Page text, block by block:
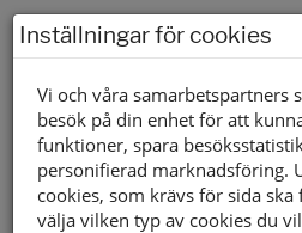
Lagerstatus
Borlänge
Buffert lager
Andra färger
Inställningar för cookies
Vi och våra samarbetspartners
besök på din enhet för att
funktioner, spara
personifierad marknadsföring.
cookies, som krävs för sida
välja vilken typ av cookies du